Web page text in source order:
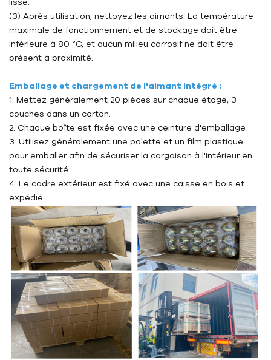
(3) Après utilisation, nettoyez les aimants. La température
maximale de fonctionnement et de stockage doit être
inférieure à 80 °C, et aucun milieu corrosif ne doit être
présent à proximité.
Emballage et chargement de l'aimant intégré :
1. Mettez généralement 20 pièces sur chaque étage, 3
couches dans un carton.
2. Chaque boîte est fixée avec une ceinture d'emballage
3. Utilisez généralement une palette et un film plastique
pour emballer afin de sécuriser la cargaison à l'intérieur en
toute sécurité
4. Le cadre extérieur est fixé avec une caisse en bois et
expédié.